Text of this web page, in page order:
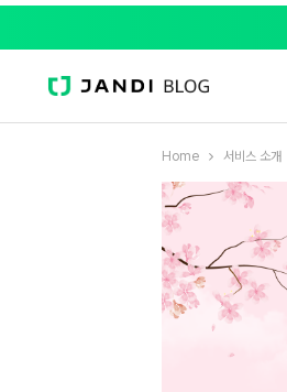
Home 서비스 소개